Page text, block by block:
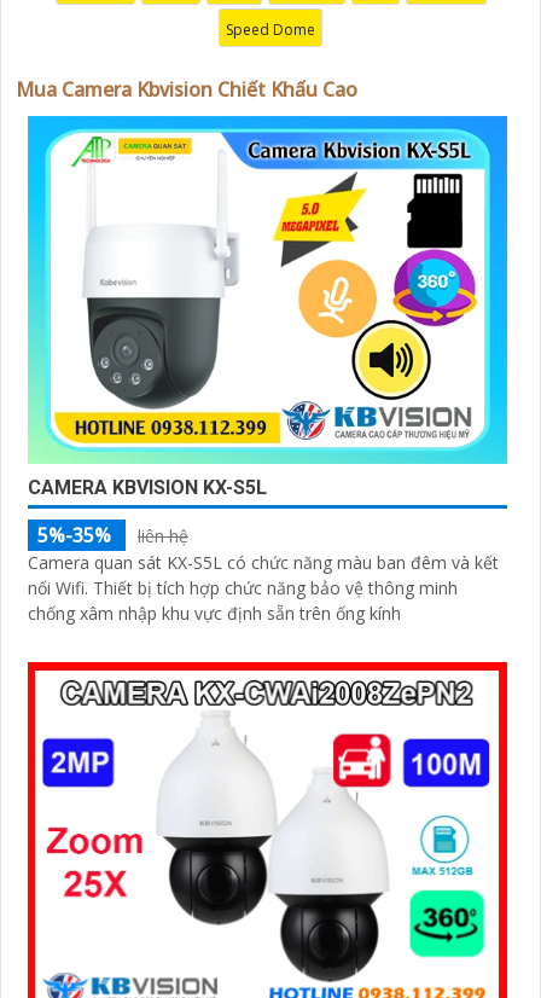
chính hãng với chiết khấu cao nhất trên thị trường. Hãy
đến với chúng tôi để trải nghiệm dịch vụ tốt nhất và
nhận được sự tư vấn chuyên nghiệp về giải pháp an
ninh cần thiết!"
Hy vọng những câu giới thiệu trên sẽ giúp bạn thành
công trong việc tiếp cận khách hàng và tăng cơ hội bán
hàng của bạn. Nếu có bất kỳ yêu cầu hay câu hỏi nào
khác, bạn có thể chia sẻ để tôi hỗ trợ bạn tốt hơn!
Speed Dome
Mua Camera Kbvision Chiết Khấu Cao
CAMERA KBVISION KX-S5L
5%-35%
liên hệ
Camera quan sát KX-S5L có chức năng màu ban đêm và kết
nối Wifi. Thiết bị tích hợp chức năng bảo vệ thông minh
chống xâm nhập khu vực định sẵn trên ống kính